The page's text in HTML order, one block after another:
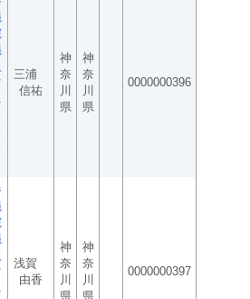
三浦
信祐
神
奈
川
県
神
奈
川
県
0000000396
浅賀
由香
神
奈
川
県
神
奈
川
県
0000000397